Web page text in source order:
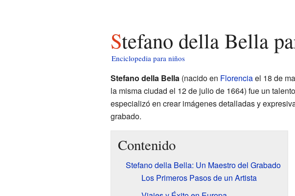
Stefano della Bella
Enciclopedia para niños
Stefano della Bella(nacido en Florenciael 18 de
la misma ciudad el 12 de julio de 1664) fue un
especializó en crear imágenes detalladas y
grabado.
Contenido
Stefano della Bella: Un Maestro del Grabado
Los Primeros Pasos de un Artista